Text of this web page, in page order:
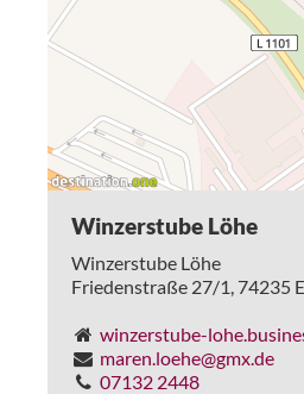
Winzerstube Löhe
Winzerstube Löhe
Friedenstraße 27/1, 74235
winzerstube-
maren.loehe@gmx.de
07132 2448